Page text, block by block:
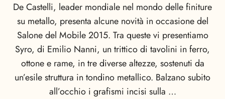
De Castelli, leader mondiale nel mondo delle finiture
su metallo, presenta alcune novità in occasione del
Salone del Mobile 2015. Tra queste vi presentiamo
Syro, di Emilio Nanni, un trittico di tavolini in ferro,
ottone e rame, in tre diverse altezze, sostenuti da
un’esile struttura in tondino metallico. Balzano subito
all’occhio i grafismi incisi sulla …